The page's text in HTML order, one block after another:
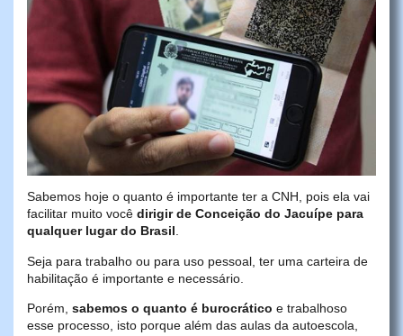
Sabemos hoje o quanto é importante ter a CNH, pois ela vai
facilitar muito você dirigir de Conceição do Jacuípe para
qualquer lugar do Brasil.
Seja para trabalho ou para uso pessoal, ter uma carteira de
habilitação é importante e necessário.
Porém, sabemos o quanto é burocrático e trabalhoso
esse processo, isto porque além das aulas da autoescola,